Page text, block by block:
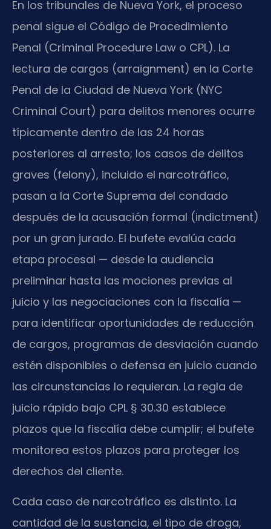
En los tribunales de Nueva York, el proceso
penal sigue el Código de Procedimiento
Penal (Criminal Procedure Law o CPL). La
lectura de cargos (arraignment) en la Corte
Penal de la Ciudad de Nueva York (NYC
Criminal Court) para delitos menores ocurre
típicamente dentro de las 24 horas
posteriores al arresto; los casos de delitos
graves (felony), incluido el narcotráfico,
pasan a la Corte Suprema del condado
después de la acusación formal (indictment)
por un gran jurado. El bufete evalúa cada
etapa procesal — desde la audiencia
preliminar hasta las mociones previas al
juicio y las negociaciones con la fiscalía —
para identificar oportunidades de reducción
de cargos, programas de desviación cuando
estén disponibles o defensa en juicio cuando
las circunstancias lo requieran. La regla de
juicio rápido bajo CPL § 30.30 establece
plazos que la fiscalía debe cumplir; el bufete
monitorea estos plazos para proteger los
derechos del cliente.
Cada caso de narcotráfico es distinto. La
cantidad de la sustancia, el tipo de droga,